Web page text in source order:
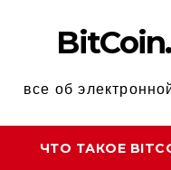
все об
ЧТО ТАКОЕ